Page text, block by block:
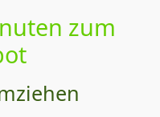
zum